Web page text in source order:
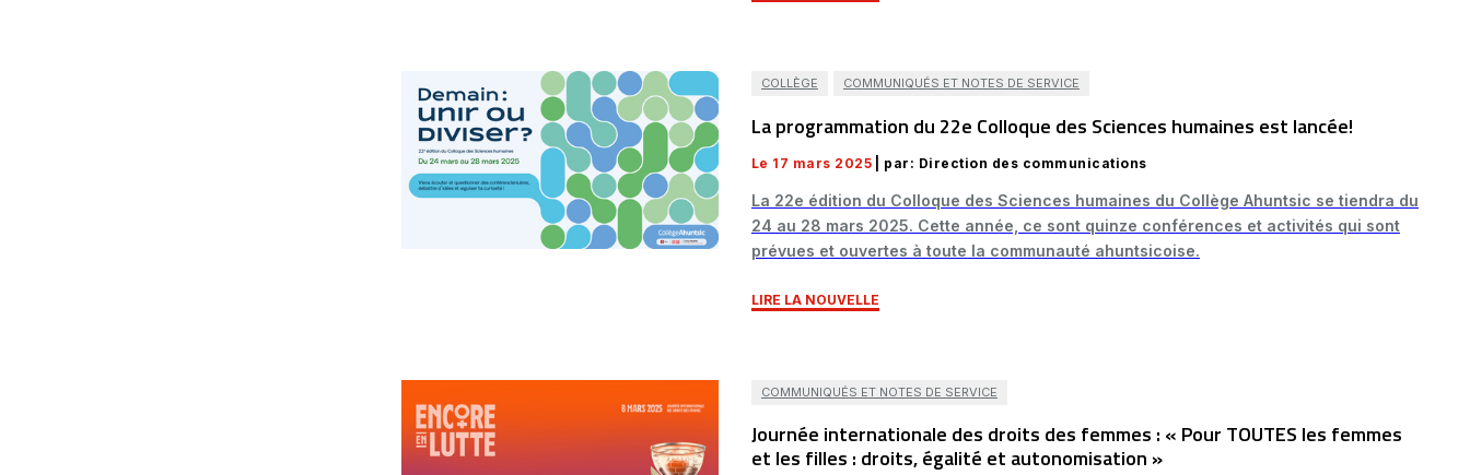
COLLÈGE COMMUNIQUÉS ET NOTES DE SERVICE
La programmation du 22e Colloque des Sciences humaines est lancée!
Le 17 mars 2025 | par: Direction des communications
La 22e édition du Colloque des Sciences humaines du Collège Ahuntsic se tiendra du
24 au 28 mars 2025. Cette année, ce sont quinze conférences et activités qui sont
prévues et ouvertes à toute la communauté ahuntsicoise.
LIRE LA NOUVELLE
COMMUNIQUÉS ET NOTES DE SERVICE
Journée internationale des droits des femmes : « Pour TOUTES les femmes
et les filles : droits, égalité et autonomisation »